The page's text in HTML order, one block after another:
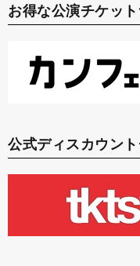
お得な公演チケッ
公式ディスカウン